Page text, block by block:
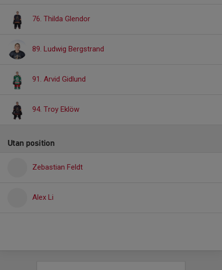
76. Thilda Glendor
89. Ludwig Bergstrand
91. Arvid Gidlund
94. Troy Eklöw
Utan position
Zebastian Feldt
Alex Li